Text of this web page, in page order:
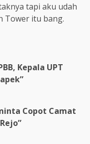
tapi aku udah
Tower itu bang.
Kepala UPT
Copot Camat